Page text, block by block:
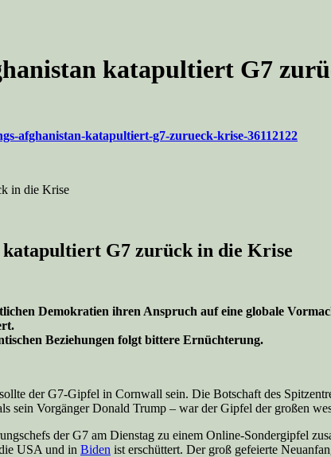
katapultiert G7
afghanistan-katapultiert-g7-zurueck-krise-36112122
in die Krise
katapultiert G7 zurück in die Krise
Demokratien ihren Anspruch auf eine globale
Beziehungen folgt bittere Ernüchterung.
der G7-Gipfel in Cornwall sein. Die Botschaft des
sein Vorgänger Donald Trump – war der Gipfel der großen
der G7 am Dienstag zu einem Online-Sondergipfel
USA und in Biden ist erschüttert. Der groß gefeierte